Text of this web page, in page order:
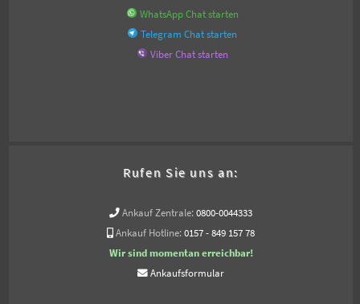
WhatsApp Chat starten
Telegram Chat starten
Viber Chat starten
Rufen Sie uns an:
Ankauf Zentrale: 0800-0044333
Ankauf Hotline: 0157 - 849 157 78
Wir sind momentan erreichbar!
Ankaufsformular